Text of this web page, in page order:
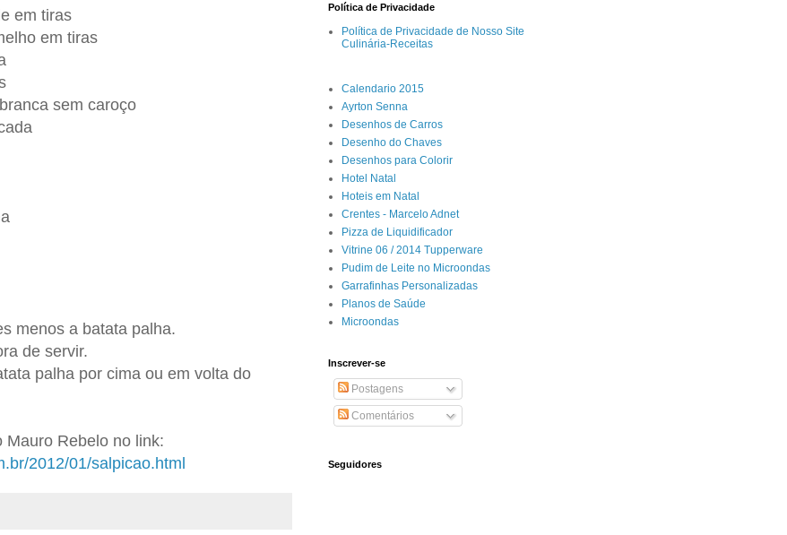
em tiras
em tiras
sem caroço
menos a batata palha.
de servir.
palha por cima ou em volta do
Mauro Rebelo no link:
2012/01/salpicao.html
Política de Privacidade
Política de Privacidade de Nosso Site
Culinária-Receitas
Calendario 2015
Ayrton Senna
Desenhos de Carros
Desenho do Chaves
Desenhos para Colorir
Hotel Natal
Hoteis em Natal
Crentes - Marcelo Adnet
Pizza de Liquidificador
Vitrine 06 / 2014 Tupperware
Pudim de Leite no Microondas
Garrafinhas Personalizadas
Planos de Saúde
Microondas
Inscrever-se
Postagens
Comentários
Seguidores